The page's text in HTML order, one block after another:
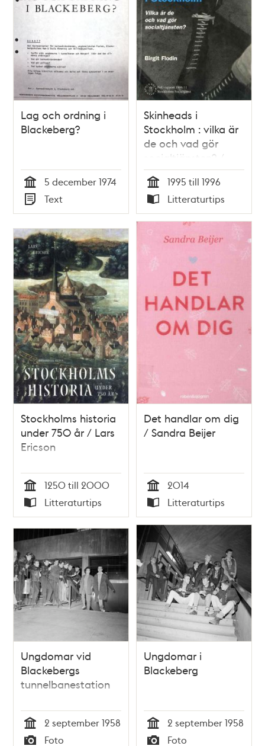
Lag och ordning i
Blackeberg?
Tid
5 december 1974
Typ
Text
Skinheads i
Stockholm : vilka är
de och vad gör
socialtjänsten? /
Birgit Flodin
Tid
1995 till 1996
Typ
Litteraturtips
Stockholms historia
under 750 år / Lars
Ericson
Tid
1250 till 2000
Typ
Litteraturtips
Det handlar om dig
/ Sandra Beijer
Tid
2014
Typ
Litteraturtips
Ungdomar vid
Blackebergs
tunnelbanestation
Tid
2 september 1958
Foto
Ungdomar i
Blackeberg
Tid
2 september 1958
Foto